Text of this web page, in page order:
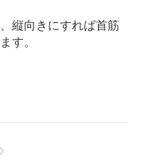
縦向きにすれば首筋
す。